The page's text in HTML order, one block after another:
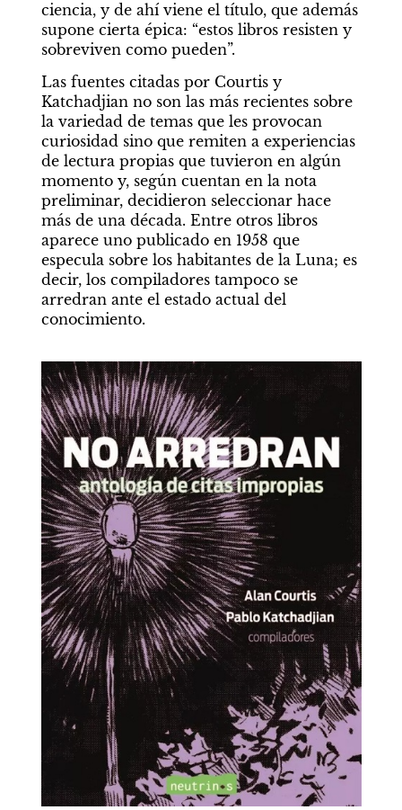
ciencia, y de ahí viene el título, que además
supone cierta épica: “estos libros resisten y
sobreviven como pueden”.
Las fuentes citadas por Courtis y
Katchadjian no son las más recientes sobre
la variedad de temas que les provocan
curiosidad sino que remiten a experiencias
de lectura propias que tuvieron en algún
momento y, según cuentan en la nota
preliminar, decidieron seleccionar hace
más de una década. Entre otros libros
aparece uno publicado en 1958 que
especula sobre los habitantes de la Luna; es
decir, los compiladores tampoco se
arredran ante el estado actual del
conocimiento.